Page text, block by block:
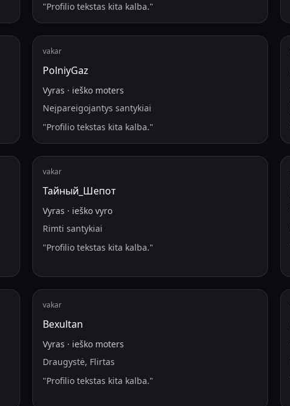
"Profilio tekstas kita kalba."
vakar
PolniyGaz
Vyras · ieško moters
Neįpareigojantys santykiai
"Profilio tekstas kita kalba."
vakar
Тайный_Шепот
Vyras · ieško vyro
Rimti santykiai
"Profilio tekstas kita kalba."
vakar
Bexultan
Vyras · ieško moters
Draugystė, Flirtas
"Profilio tekstas kita kalba."